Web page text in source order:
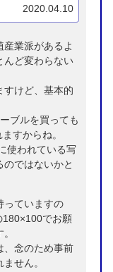
状は美しいだけでな
2020.04.10
業派があるよ
んど変わらない
すけど、基本的
ブルを買っても
すからね。
使われている写
ではないかと
っていますの
180×100でお願
、念のため事前
せん。